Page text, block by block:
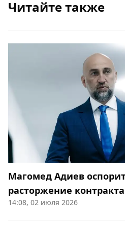
Читайте также
Магомед Адиев
расторжение
14:08, 02 июля 2026